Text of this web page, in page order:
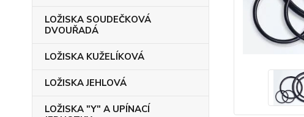
LOŽISKA SOUDEČKOVÁ
DVOUŘADÁ
LOŽISKA KUŽELÍKOVÁ
LOŽISKA JEHLOVÁ
LOŽISKA "Y" A UPÍNACÍ